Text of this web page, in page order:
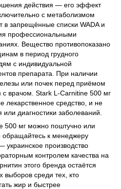
действия — его эффект
с метаболизмом
в запрещённые списки WADA и
профессиональными
Вещество противопоказано
в период грудного
с индивидуальной
препарата. При наличии
или почек перед приёмом
с врачом. Stark L-Carnitine 500 мг
лекарственное средство, и не
диагностики заболеваний.
500 мг можно поштучно или
к менеджеру
производство
контролем качества на
этого бренда остаётся
среди тех, кто
жир и быстрее